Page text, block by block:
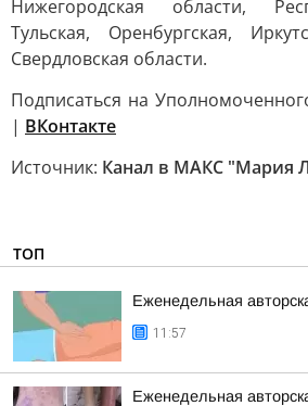
Нижегородская области,
Тульская, Оренбургская,
Свердловская области.
Подписаться на
| ВКонтакте
Источник: Канал в МАКС "Мария
ТОП
Еженедельная
11:57
Еженедельная